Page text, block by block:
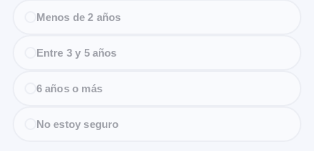
Menos de 2 años
Entre 3 y 5 años
6 años o más
No estoy seguro